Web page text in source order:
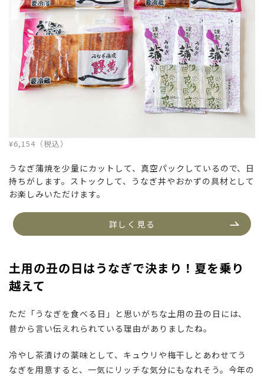
¥6,154（税込）
うなぎ蒲焼を少量にカットして、真空パックしているので、日
持ちがします。ストックして、うなぎ丼やおかずの具材として
お楽しみいただけます。
詳しく見る
土用の丑の日はうなぎで決まり！夏を乗り
越えて
ただ「うなぎを食べる日」と思いがちな土用の丑の日には、
昔から言い伝えれられている理由がありましたね。
冷やし茶漬けの薬味として、キュウリや梅干しとあわせてう
なぎを用意すると、一気にリッチな気分にもなれそう。今年の